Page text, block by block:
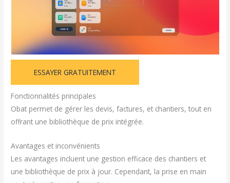
ESSAYER GRATUITEMENT
Fonctionnalités principales
Obat permet de gérer les devis, factures, et chantiers, tout en
offrant une bibliothèque de prix intégrée.
Avantages et inconvénients
Les avantages incluent une gestion efficace des chantiers et
une bibliothèque de prix à jour. Cependant, la prise en main